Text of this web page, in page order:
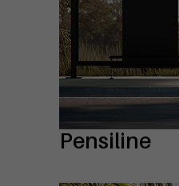
Pensiline